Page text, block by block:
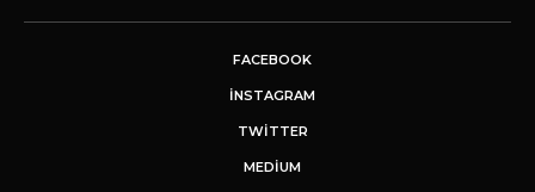
FACEBOOK
INSTAGRAM
TWITTER
MEDIUM